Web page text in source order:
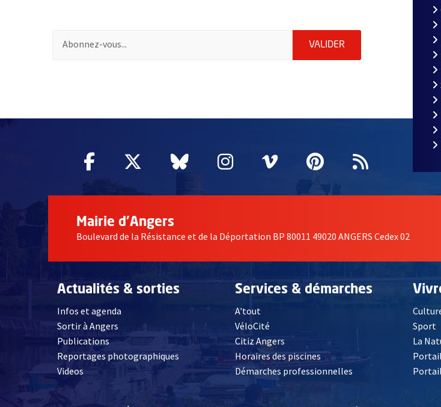
Pour vous inscrire à la lettre d'information de la ville d'Angers, indiquez votre email (champ
VALIDER ENVOYER MA
Facebook
, Ouvre une nouvelle fenêtre
Twitter
, Ouvre une nouvelle fenêtre
Bluesky
, Ouvre une nouvelle fenêtre
Instagram
, Ouvre une nouvelle fenêtre
Vimeo
, Ouvre une nouvelle
Pinterest
, Ouvre une
Flux RSS
Mairie d'Angers
Boulevard de la Résistance et de la Déportation BP 80011 49020 ANGERS Cedex 02
Actualités & sorties
Infos et agenda
Sortir à Angers
Publications
Reportages photographiques
Videos, Ouvre une nouvelle fenêtre
Services & démarches
A'tout
VéloCité
Citiz Angers , Ouvre une nouvelle fenêtre
Horaires des piscines
Démarches professionnelles
Sport
La